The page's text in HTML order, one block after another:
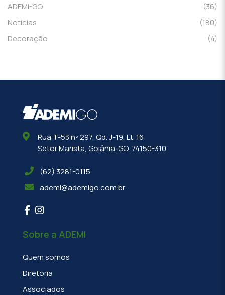
ADEMI-GO
(36)
Notícias
(180)
Decoração
(4)
Rua T-53 nº 297, Qd. J-19, Lt. 16
Setor Marista, Goiânia-GO, 74150-310
(62) 3281-0115
ademi@ademigo.com.br
Sobre a ADEMI
Quem somos
Diretoria
Associados